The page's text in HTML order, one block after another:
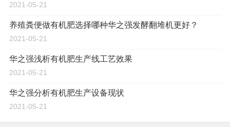
2021-05-21
养殖粪便做有机肥选择哪种华之强发酵翻堆机更好？
2021-05-21
华之强浅析有机肥生产线工艺效果
2021-05-21
华之强分析有机肥生产设备现状
2021-05-21